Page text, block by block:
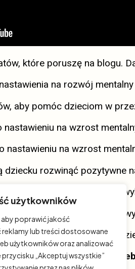
użytkowników
poprawić jakość
lub treści dostosowane
użytkowników oraz analizować
„Akceptuj wszystkie”
które poruszę na blogu.
na rozwój
aby pomóc dzieciom w
na wzrost
nastawieniu na wzrost
dziecku rozwinąć pozytywne
nastawienie stało się
dziecko przez ruch
ogarnąć produktywność
roku poprowadzę dla